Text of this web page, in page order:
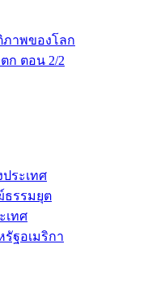
าพของโลก
ก ตอน 2/2
ระเทศ
ธรรมยุต
เทศ
ฐอเมริกา